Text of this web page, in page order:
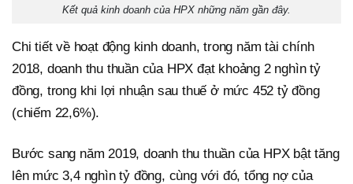
Kết quả kinh doanh của HPX những năm gần đây.
Chi tiết về hoạt động kinh doanh, trong năm tài chính
2018, doanh thu thuần của HPX đạt khoảng 2 nghìn tỷ
đồng, trong khi lợi nhuận sau thuế ở mức 452 tỷ đồng
(chiếm 22,6%).
Bước sang năm 2019, doanh thu thuần của HPX bật tăng
lên mức 3,4 nghìn tỷ đồng, cùng với đó, tổng nợ của